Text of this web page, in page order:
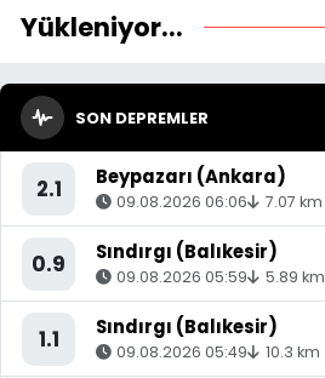
Yükleniyor...
SON DEPREMLER
2.1 Beypazarı (Ankara)
09.08.2026 06:06 7.07 km
0.9 Sındırgı (Balıkesir)
09.08.2026 05:59 5.89 km
1.1 Sındırgı (Balıkesir)
09.08.2026 05:49 10.3 km